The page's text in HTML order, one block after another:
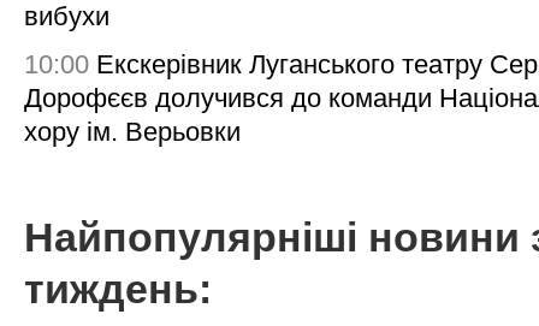
вибухи
10:00 Екскерівник Луганського театру
Дорофєєв долучився до команди
хору ім. Верьовки
Найпопулярніші новини
тиждень: